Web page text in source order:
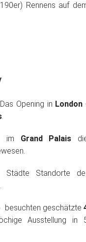
Rennens auf
Opening in London
.
im Grand Palais
Städte Standorte
besuchten geschätzte
Ausstellung in